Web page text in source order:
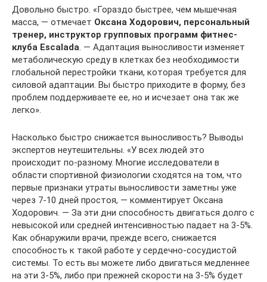
Довольно быстро. «Гораздо быстрее, чем мышечная
масса, — отмечает Оксана Ходорович, персональный
тренер, инструктор групповых программ фитнес-
клуба Escalada. — Адаптация выносливости изменяет
метаболическую среду в клетках без необходимости
глобальной перестройки ткани, которая требуется для
силовой адаптации. Вы быстро приходите в форму, без
проблем поддерживаете ее, но и исчезает она так же
легко».
Насколько быстро снижается выносливость? Выводы
экспертов неутешительны. «У всех людей это
происходит по-разному. Многие исследователи в
области спортивной физиологии сходятся на том, что
первые признаки утраты выносливости заметны уже
через 7-10 дней простоя, — комментирует Оксана
Ходорович. — За эти дни способность двигаться долго с
невысокой или средней интенсивностью падает на 3-5%.
Как обнаружили врачи, прежде всего, снижается
способность к такой работе у сердечно-сосудистой
системы. То есть вы можете либо двигаться медленнее
на эти 3-5%, либо при прежней скорости на 3-5% будет